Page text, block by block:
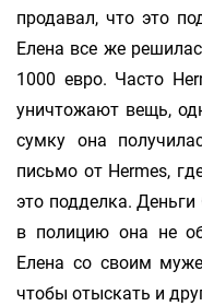
продавал, что это
Елена все же
1000 евро. Часто
уничтожают вещь,
сумку она
письмо от Hermes,
это подделка.
в полицию она не
Елена со своим
чтобы отыскать и